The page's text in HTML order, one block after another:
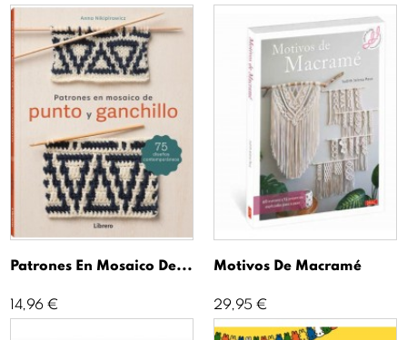
Patrones En Mosaico De...
Precio
14,96 €
Motivos De Macramé
Precio
29,95 €